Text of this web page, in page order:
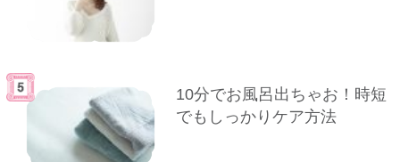
10分でお風呂出ちゃお！時短
でもしっかりケア方法